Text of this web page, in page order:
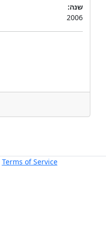
שנה:
2006
Terms of Service